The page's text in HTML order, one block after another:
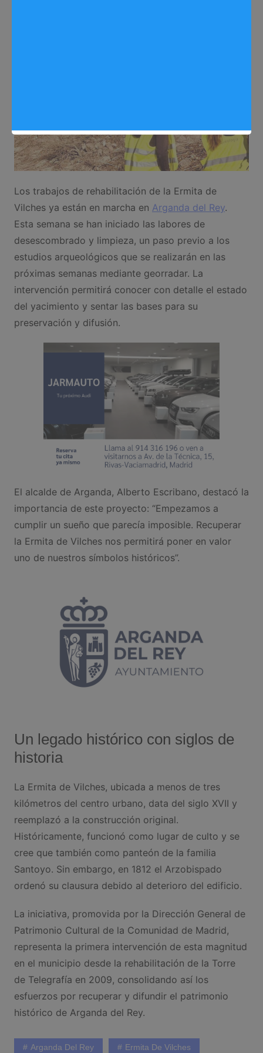
Los trabajos de rehabilitación de la Ermita de
Vilches ya están en marcha en Arganda del Rey.
Esta semana se han iniciado las labores de
desescombrado y limpieza, un paso previo a los
estudios arqueológicos que se realizarán en las
próximas semanas mediante georradar. La
intervención permitirá conocer con detalle el estado
del yacimiento y sentar las bases para su
preservación y difusión.
El alcalde de Arganda, Alberto Escribano, destacó la
importancia de este proyecto: “Empezamos a
cumplir un sueño que parecía imposible. Recuperar
la Ermita de Vilches nos permitirá poner en valor
uno de nuestros símbolos históricos”.
Un legado histórico con siglos de
historia
La Ermita de Vilches, ubicada a menos de tres
kilómetros del centro urbano, data del siglo XVII y
reemplazó a la construcción original.
Históricamente, funcionó como lugar de culto y se
cree que también como panteón de la familia
Santoyo. Sin embargo, en 1812 el Arzobispado
ordenó su clausura debido al deterioro del edificio.
La iniciativa, promovida por la Dirección General de
Patrimonio Cultural de la Comunidad de Madrid,
representa la primera intervención de esta magnitud
en el municipio desde la rehabilitación de la Torre
de Telegrafía en 2009, consolidando así los
esfuerzos por recuperar y difundir el patrimonio
histórico de Arganda del Rey.
Arganda Del Rey Ermita De Vilches